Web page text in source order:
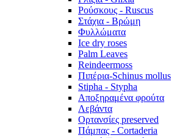
Ρούσκους - Ruscus
Στάχια - Βρώμη
Φυλλώματα
Ice dry roses
Palm Leaves
Reindeermoss
Πιπέρια-Schinus mollus
Stipha - Stypha
Αποξηραμένα φρούτα
Λεβάντα
Ορτανσίες preserved
Πάμπας - Cortaderia